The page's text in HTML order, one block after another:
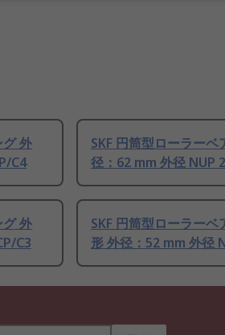
グ 外
C4
SKF 円筒型ローラーベ
径：62 mm 外径 NUP
グ 外
C3
SKF 円筒型ローラーベ
形 外径：52 mm 外径